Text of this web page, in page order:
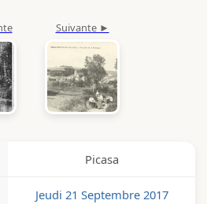
Picasa
Jeudi 21 Septembre 2017